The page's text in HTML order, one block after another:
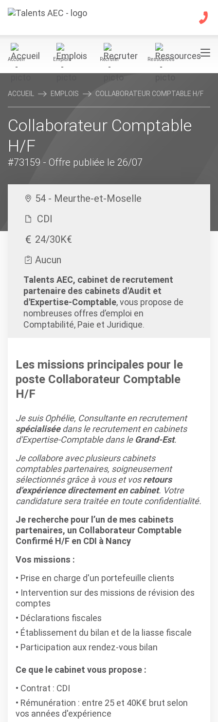
Accueil Emplois Recruter Ressources
ACCUEIL EMPLOIS COLLABORATEUR COMPTABLE H/F
Collaborateur Comptable
H/F
#73159 - Offre publiée le 26/07
54 - Meurthe-et-Moselle
CDI
24/30K€
Aucun
Talents AEC, cabinet de recrutement
partenaire des cabinets d'Audit et
d'Expertise-Comptable, vous propose de
nombreuses offres d’emploi en
Comptabilité, Paie et Juridique.
Les missions principales pour le
poste Collaborateur Comptable
H/F
Je suis Ophélie, Consultante en recrutement
spécialiséedans le recrutement en cabinets
d'Expertise-Comptable dans le Grand-Est.
Je collabore avec plusieurs cabinets
comptables partenaires, soigneusement
sélectionnés grâce à vous et vosretours
d’expérience directement en cabinet. Votre
candidature sera traitée en toute confidentialité.
Je recherche pour l’un de mes cabinets
partenaires, un Collaborateur Comptable
Confirmé H/F en CDI à Nancy
Vos missions :
Prise en charge d'un portefeuille clients
Intervention sur des missions de révision des
comptes
Déclarations fiscales
Établissement du bilan et de la liasse fiscale
Participation aux rendez-vous bilan
Ce que le cabinet vous propose :
Contrat : CDI
Rémunération : entre 25 et 40K€ brut selon
vos années d'expérience